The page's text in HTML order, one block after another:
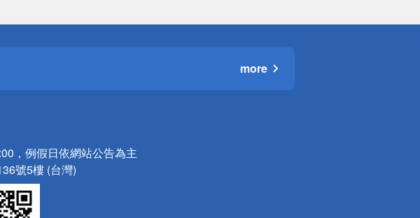
more
，例假日依網站公告為主
號5樓 (台灣)